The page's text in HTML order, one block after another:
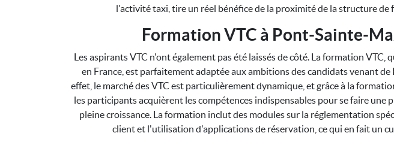
l'activité taxi, tire un réel bénéfice de la proximité de la structure de
Formation VTC à Pont-Sainte-
Les aspirants VTC n'ont également pas été laissés de côté. La formation
en France, est parfaitement adaptée aux ambitions des candidats venant
effet, le marché des VTC est particulièrement dynamique, et grâce à la
les participants acquièrent les compétences indispensables pour se faire une
pleine croissance. La formation inclut des modules sur la réglementation
client et l'utilisation d'applications de réservation, ce qui en fait un